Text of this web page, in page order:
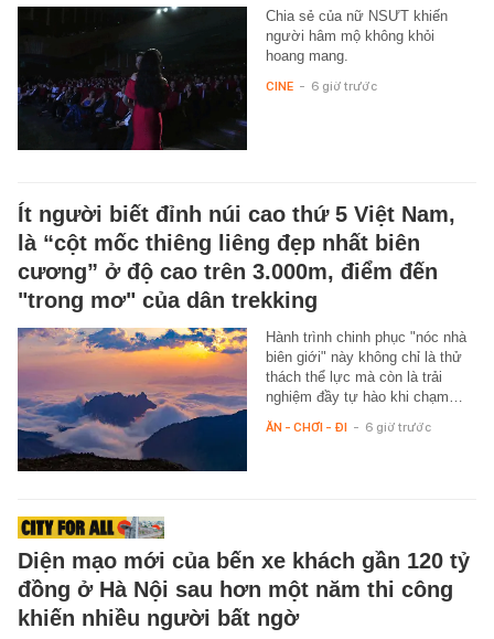
Chia sẻ của nữ NSƯT khiến
người hâm mộ không khỏi
hoang mang.
CINE - 6 giờ trước
Ít người biết đỉnh núi cao thứ 5 Việt Nam,
là “cột mốc thiêng liêng đẹp nhất biên
cương” ở độ cao trên 3.000m, điểm đến
"trong mơ" của dân trekking
Hành trình chinh phục "nóc nhà
biên giới" này không chỉ là thử
thách thể lực mà còn là trải
nghiệm đầy tự hào khi chạm…
ĂN - CHƠI - ĐI - 6 giờ trước
Diện mạo mới của bến xe khách gần 120 tỷ
đồng ở Hà Nội sau hơn một năm thi công
khiến nhiều người bất ngờ